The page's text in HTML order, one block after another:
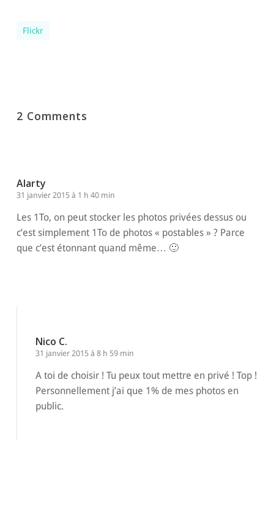
Flickr
2 Comments
Alarty
31 janvier 2015 à 1 h 40 min
Les 1To, on peut stocker les photos privées dessus ou
c’est simplement 1To de photos « postables » ? Parce
que c’est étonnant quand même… 🙂
Nico C.
31 janvier 2015 à 8 h 59 min
A toi de choisir ! Tu peux tout mettre en privé ! Top !
Personnellement j’ai que 1% de mes photos en
public.